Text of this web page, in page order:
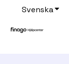
Svenska